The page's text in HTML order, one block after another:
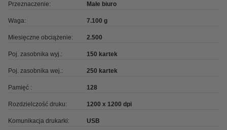
Przeznaczenie: Małe biuro
Waga: 7.100 g
Miesięczne obciążenie: 2.500
Poj. zasobnika wyj.: 150 kartek
Poj. zasobnika wej.: 250 kartek
Pamięć : 128
Rozdzielczość druku: 1200 x 1200 dpi
Komunikacja drukarki: USB